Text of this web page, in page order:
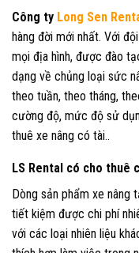
Công ty Long Sen
hàng đời mới nhất. Với
mọi địa hình, được đào
dạng về chủng loại sức
theo tuần, theo tháng,
cường độ, mức độ sử
thuê xe nâng có tài..
LS Rental có cho thuê
Dòng sản phẩm xe nâng
tiết kiệm được chi phí
với các loại nhiên liệu